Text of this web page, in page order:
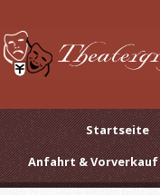
Startseite
Anfahrt & Vorverkauf